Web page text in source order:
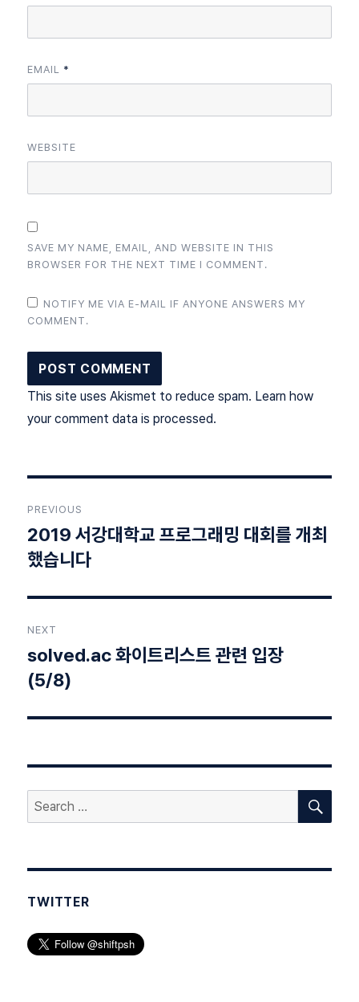
EMAIL *
WEBSITE
SAVE MY NAME, EMAIL, AND WEBSITE IN THIS
BROWSER FOR THE NEXT TIME I COMMENT.
NOTIFY ME VIA E-MAIL IF ANYONE ANSWERS MY
COMMENT.
This site uses Akismet to reduce spam. Learn how
your comment data is processed.
navigation
PREVIOUS
Previous
post:
2019 서강대학교 프로그래밍 대회를 개최
했습니다
NEXT
Next
post:
solved.ac 화이트리스트 관련 입장
(5/8)
Search
for:
TWITTER